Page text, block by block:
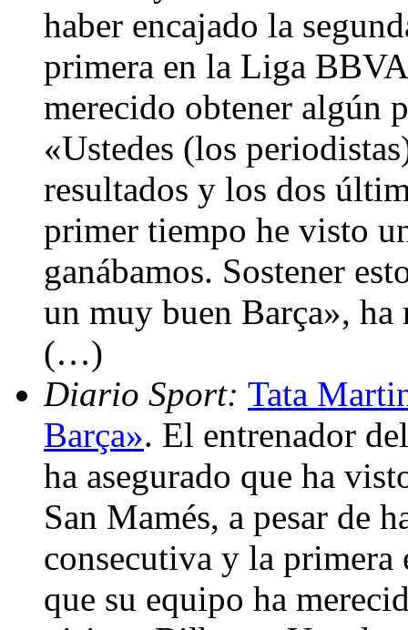
haber encajado la
primera en la Liga
merecido obtener algún
«Ustedes (los
resultados y los dos
primer tiempo he visto
ganábamos. Sostener
un muy buen Barça»,
(…)
Diario Sport: Tata
Barça». El entrenador
ha asegurado que ha
San Mamés, a pesar de
consecutiva y la
que su equipo ha